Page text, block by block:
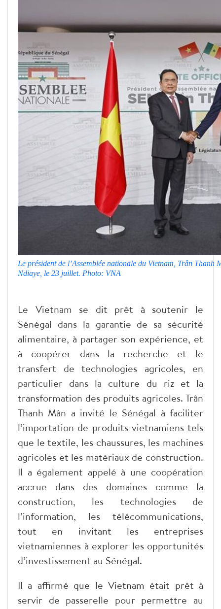
Le président de l’Assemblée nationale du Vietnam, Trân
Ndiaye, le 23 juillet. Photo: VNA
Le Vietnam se dit prêt à soutenir le
Sénégal dans la garantie de sa sécurité
alimentaire, à partager son expérience, et
à coopérer dans la recherche et le
transfert de technologies agricoles, en
particulier dans la culture du riz et la
transformation des produits agricoles. Trân
Thanh Mân a invité le Sénégal à faciliter
l’importation de produits vietnamiens tels
que le textile, les chaussures, les machines
agricoles et les matériaux de construction.
Il a également appelé à une coopération
accrue dans des domaines comme la
construction, les technologies de
l’information, les télécommunications,
tout en invitant les entreprises
vietnamiennes à explorer les opportunités
d’investissement au Sénégal.
Il a affirmé que le Vietnam était prêt à
servir de passerelle pour permettre au